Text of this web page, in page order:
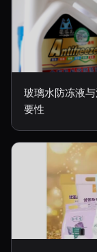
玻璃水防冻液
要性